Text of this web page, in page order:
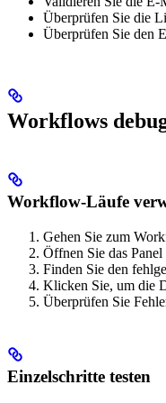
Überprüfen Sie die
Überprüfen Sie den
Workflows
Workflow-Läufe
Gehen Sie zum
Öffnen Sie das Panel
Finden Sie den
Klicken Sie, um die
Überprüfen Sie
Einzelschritte testen